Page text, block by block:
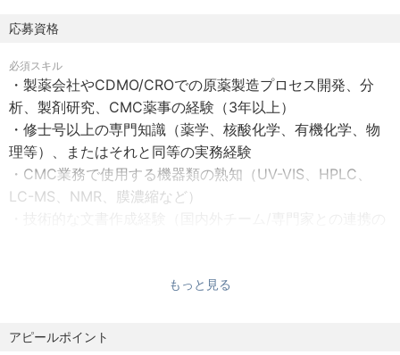
変更範囲：会社の指示する業務
▍リードファーマについて
￣￣￣￣￣￣￣￣￣￣￣￣
当社は、国立循環器病研究センターおよび長崎大学、大阪
大学の知見から誕生した、2019年設立のディープテック創
薬スタートアップです。
て、従来の核酸医薬の課題であった副作用を克服する新し
療法が存在しない脂質異常症を中心とした循環器疾患をタ
【雇用形態】
試用期間：3ヶ月
【給与】
年俸制
※お持ちのご経験やスキル・前職の年収を踏まえ、決定させ
ていただきます。
昇給：年1回（8月）
その他：祝日、年末年始休暇、有給休暇（入社7ヶ月目に最
応募資格
必須スキル
・製薬会社やCDMO/CROでの原薬製造プロセス開発、分
析、製剤研究、CMC薬事の経験（3年以上）
・修士号以上の専門知識（薬学、核酸化学、有機化学、物
理等）、またはそれと同等の実務経験
・CMC業務で使用する機器類の熟知（UV-VIS、HPLC、
LC-MS、NMR、膜濃縮など）
ピーキングスキルは不問です。
歓迎スキル
もっと見る
アピールポイント